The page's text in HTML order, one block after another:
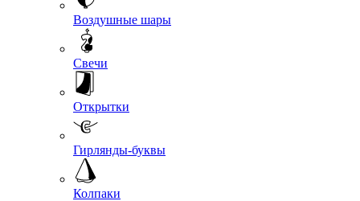
Воздушные шары
Свечи
Открытки
Гирлянды-буквы
Колпаки